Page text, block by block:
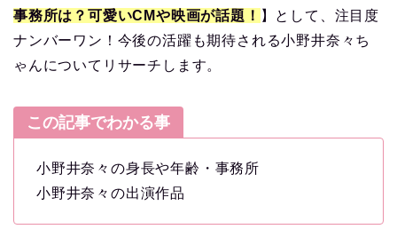
事務所は？可愛いCMや映画が話題！ 】として、注目度
ナンバーワン！今後の活躍も期待される小野井奈々ち
ゃんについてリサーチします。
この記事でわかる事
小野井奈々の身長や年齢・事務所
小野井奈々の出演作品